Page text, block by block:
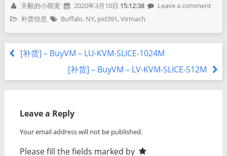
天毅的小萌宠 2020年3月10日 15:12:38
Leave a comment
补货信息
Buffalo, NY, pid391,Virmach
[补货] – BuyVM – LU-KVM-SLICE-1024M
[补货] – BuyVM – LV-KVM-SLICE-512M
Leave a Reply
Your email address will not be published.
Please fill the fields marked by